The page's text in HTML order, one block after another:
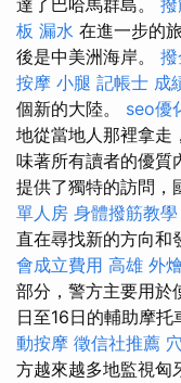
達了巴哈馬群島。
板 漏水 在進一步的
後是中美洲海岸。
按摩 小腿 記帳士 成
個新的大陸。 seo優
地從當地人那裡拿走
味著所有讀者的優質
提供了獨特的訪問，
單人房 身體撥筋教學
直在尋找新的方向和
會成立費用 高雄 外
部分，警方主要用於
日至16日的輔助摩托
動按摩 徵信社推薦
方越來越多地監視匈